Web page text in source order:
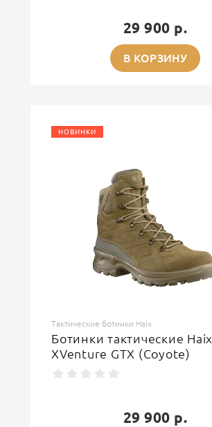
29 900 р.
В КОРЗИНУ
НОВИНКИ
Тактические ботинки Haix
Ботинки тактические Haix
XVenture GTX (Coyote)
29 900 р.